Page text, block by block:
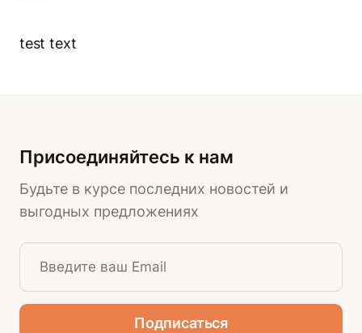
test text
Присоединяйтесь к нам
Будьте в курсе последних новостей и
выгодных предложениях